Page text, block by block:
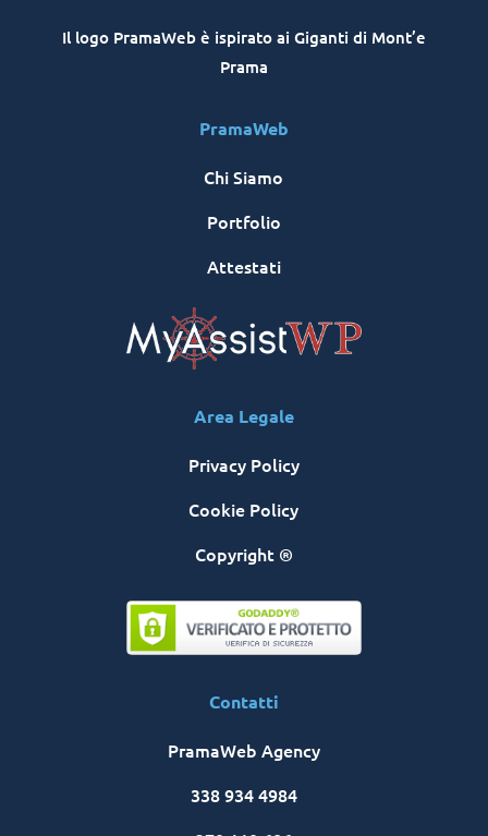
Il logo PramaWeb è ispirato ai Giganti di Mont’e
Prama
PramaWeb
Chi Siamo
Portfolio
Attestati
Area Legale
Privacy Policy
Cookie Policy
Copyright ®
Contatti
PramaWeb Agency
338 934 4984